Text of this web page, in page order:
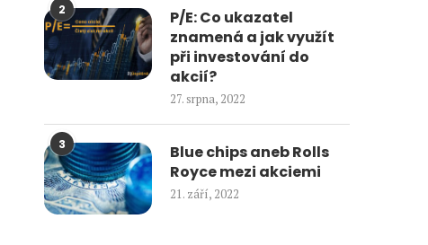
2
P/E: Co ukazatel
znamená a jak využít
při investování do
akcií?
27. srpna, 2022
3
Blue chips aneb Rolls
Royce mezi akciemi
21. září, 2022